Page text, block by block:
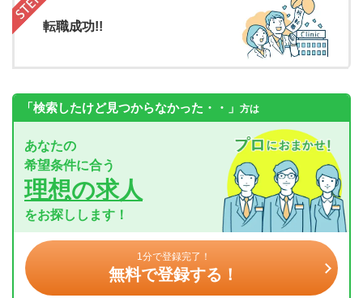
転職成功!!
「検索したけど見つからなかった・・」 方は
あなたの
希望条件に合う
理想の求人
をお探しします！
1分で登録完了！
無料で登録する！